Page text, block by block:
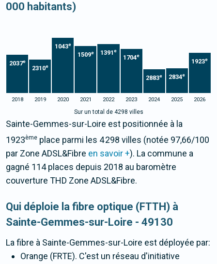
000 habitants)
2037e
2310e
1043e
1509e 1391 e
1704e
2883e 2834e
1923e
2018 2019 2020 2021 2022 2023 2024 2025 2026
Sur un total de 4298 villes
Sainte-Gemmes-sur-Loire est positionnée à la
1923ème place parmi les 4 298 villes (notée 97,66/100
par Zone ADSL&Fibre en savoir +). La commune a
gagné 114 places depuis 2018 au baromètre
couverture THD Zone ADSL&Fibre.
Qui déploie la fibre optique (FTTH) à
Sainte-Gemmes-sur-Loire - 49130
La fibre à Sainte-Gemmes-sur-Loire est déployée par:
Orange (FRTE). C'est un réseau d'initiative